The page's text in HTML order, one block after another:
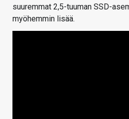
suuremmat 2,5-tuuman SSD-
myöhemmin lisää.